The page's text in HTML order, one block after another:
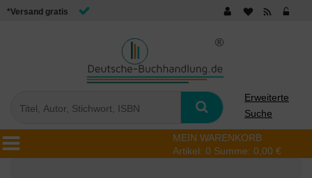
*Versand gratis
Erweiterte
Suche
MEIN WARENKORB
Artikel: 0 Summe: 0,00 €